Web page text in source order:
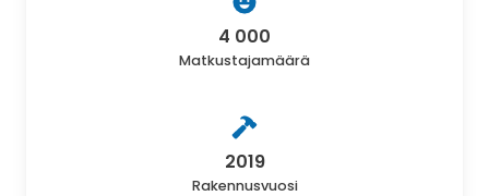
4 000
Matkustajamäärä
2019
Rakennusvuosi